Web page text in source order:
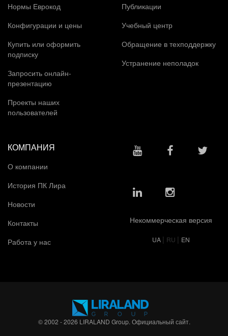
Нормы Еврокод
Конфигурации и цены
Купить или оформить
подписку
Запросить онлайн-
презентацию
Проекты наших
пользователей
Публикации
Учебный центр
Обращение в техподдержку
Устранение неполадок
КОМПАНИЯ
О компании
История ПК Лира
Новости
Контакты
Работа у нас
Некоммерческая версия
UA | RU | EN
© 2002 - 2026 LIRALAND Group. Официальный сайт.